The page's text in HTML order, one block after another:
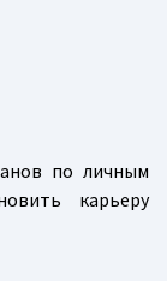
по личным
карьеру